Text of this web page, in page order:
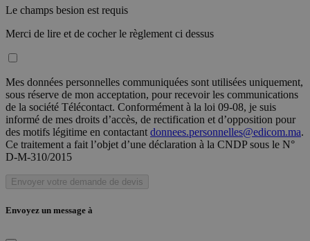
Le champs besion est requis
Merci de lire et de cocher le règlement ci dessus
Mes données personnelles communiquées sont utilisées uniquement,
sous réserve de mon acceptation, pour recevoir les communications
de la société Télécontact. Conformément à la loi 09-08, je suis
informé de mes droits d’accès, de rectification et d’opposition pour
des motifs légitime en contactant donnees.personnelles@edicom.ma.
Ce traitement a fait l’objet d’une déclaration à la CNDP sous le N°
D-M-310/2015
Envoyer votre demande de devis
Envoyez un message à